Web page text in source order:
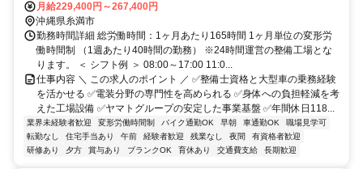
月給229,400円～267,400円
沖縄県糸満市
勤務時間詳細 総労働時間：1ヶ月あたり165時間 1ヶ月単位の変形労
働時間制 （1週あたり40時間の勤務） ※24時間運営の整備工場とな
ります。 ＜ シフト例 ＞ 08:00～17:00 11:0...
仕事内容 ＼ この求人のポイント ／ ✅整備士資格と大型車の乗務経験
を活かせる ✅電装分野の専門性を高められる ✅身体への負担軽減を考
えた工場設備 ✅ヤマトグループの安定した事業基盤 ✅年間休日118...
業界未経験者歓迎 変形労働時間制 バイク通勤OK 早朝 車通勤OK
職場見学可
転勤なし
住宅手当あり 午前 経験者歓迎 残業なし 夜間
有資格者歓迎
研修あり
夕方 賞与あり ブランクOK 育休あり 交通費支給 長期歓迎